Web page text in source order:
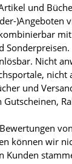
und
)Angeboten
Sonderpreisen.
Nicht
nicht
und
können wir
Kunden